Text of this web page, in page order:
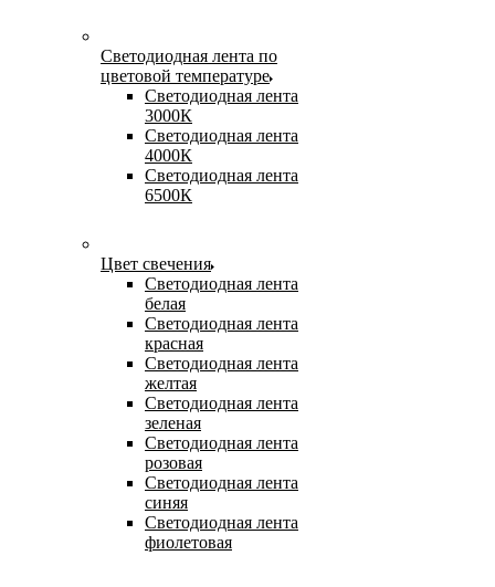
Светодиодная лента по
цветовой температуре
Светодиодная лента
3000К
Светодиодная лента
4000К
Светодиодная лента
6500К
Цвет свечения
Светодиодная лента
белая
Светодиодная лента
красная
Светодиодная лента
желтая
Светодиодная лента
зеленая
Светодиодная лента
розовая
Светодиодная лента
синяя
Светодиодная лента
фиолетовая